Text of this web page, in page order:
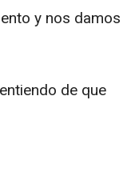
y nos damos
de que